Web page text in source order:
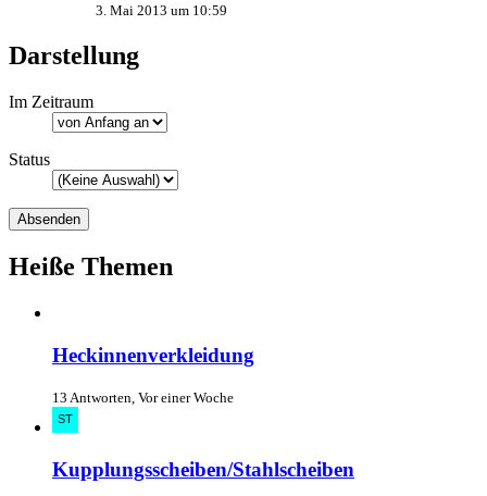
3. Mai 2013 um 10:59
Darstellung
Im Zeitraum
Status
Heiße Themen
Heckinnenverkleidung
13 Antworten, Vor einer Woche
Kupplungsscheiben/Stahlscheiben